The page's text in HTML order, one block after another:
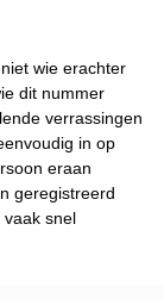
wie erachter
dit nummer
verrassingen
in op
eraan
geregistreerd
snel